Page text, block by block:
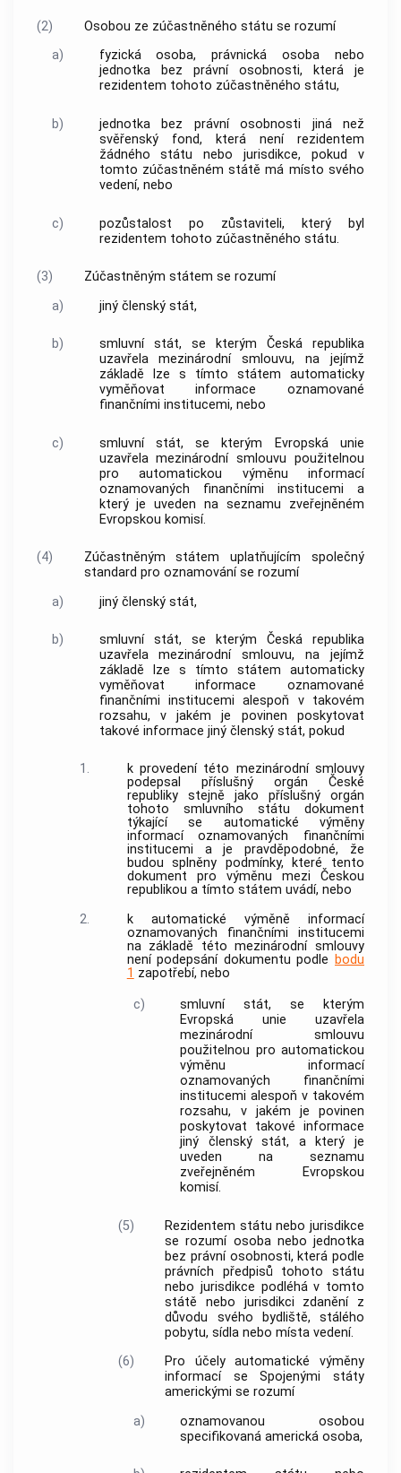
(2)
Osobou ze zúčastněného státu se rozumí
a)
fyzická osoba, právnická osoba nebo
jednotka bez právní osobnosti, která je
rezidentem tohoto zúčastněného státu,
b)
jednotka bez právní osobnosti jiná než
svěřenský fond, která není rezidentem
žádného státu nebo jurisdikce, pokud v
tomto zúčastněném státě má místo svého
vedení, nebo
c)
pozůstalost po zůstaviteli, který byl
rezidentem tohoto zúčastněného státu.
(3)
Zúčastněným státem se rozumí
a)
jiný členský stát,
b) smluvní stát, se kterým Česká republika
uzavřela mezinárodní smlouvu, na jejímž
základě lze s tímto státem automaticky
vyměňovatinformace oznamované
finančními institucemi, nebo
c) smluvní stát, se kterým Evropská unie
uzavřela mezinárodní smlouvu použitelnou
proautomatickou výměnu informací
oznamovaných finančními institucemi a
který je uveden na seznamu zveřejněném
Evropskou komisí.
(4)
Zúčastněným státem uplatňujícím společný
standard pro oznamování se rozumí
a)
jiný členský stát,
b) smluvní stát, se kterým Česká republika
uzavřela mezinárodní smlouvu, na jejímž
základě lze s tímto státem automaticky
vyměňovatinformace oznamované
finančními institucemi alespoň v takovém
rozsahu, v jakém je povinen poskytovat
takové informace jiný členský stát, pokud
1.
k provedení této mezinárodní smlouvy
podepsal příslušný orgán České
republiky stejně jako příslušný orgán
tohoto smluvního státu dokument
týkající se automatické výměny
informacíoznamovaných finančními
institucemi a je pravděpodobné, že
budou splněny podmínky, které tento
dokument pro výměnu mezi Českou
republikou a tímto státem uvádí, nebo
2.
k automatické výměně informací
oznamovaných finančními institucemi
na základě této mezinárodní smlouvy
není podepsání dokumentu podle bodu
1 zapotřebí, nebo
c) smluvní stát, se kterým
Evropská unie uzavřela
mezinárodní smlouvu
použitelnou pro automatickou
výměnu informací
oznamovaných finančními
institucemi alespoň v takovém
rozsahu, v jakém je povinen
poskytovat takové informace
jiný členský stát, a který je
uveden na seznamu
zveřejněném Evropskou
komisí.
(5)
Rezidentem státu nebo jurisdikce
se rozumí osoba nebo jednotka
bez právní osobnosti, která podle
právních předpisů tohoto státu
nebo jurisdikce podléhá v tomto
státě nebo jurisdikci zdanění z
důvodu svého bydliště, stálého
pobytu, sídla nebo místa vedení.
(6)
Pro účelyautomatické výměny
informacíse Spojenými státy
americkými se rozumí
a)
oznamovanou osobou
specifikovaná americká osoba,